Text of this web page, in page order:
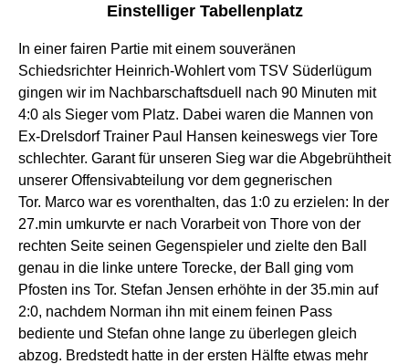
Einstelliger Tabellenplatz
In einer fairen Partie mit einem souveränen
Schiedsrichter Heinrich-Wohlert vom TSV Süderlügum
gingen wir im Nachbarschaftsduell nach 90 Minuten mit
4:0 als Sieger vom Platz. Dabei waren die Mannen von
Ex-Drelsdorf Trainer Paul Hansen keineswegs vier Tore
schlechter. Garant für unseren Sieg war die Abgebrühtheit
unserer Offensivabteilung vor dem gegnerischen
Tor. Marco war es vorenthalten, das 1:0 zu erzielen: In der
27.min umkurvte er nach Vorarbeit von Thore von der
rechten Seite seinen Gegenspieler und zielte den Ball
genau in die linke untere Torecke, der Ball ging vom
Pfosten ins Tor. Stefan Jensen erhöhte in der 35.min auf
2:0, nachdem Norman ihn mit einem feinen Pass
bediente und Stefan ohne lange zu überlegen gleich
abzog. Bredstedt hatte in der ersten Hälfte etwas mehr